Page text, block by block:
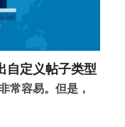
自定义帖子类型
常容易。但是，